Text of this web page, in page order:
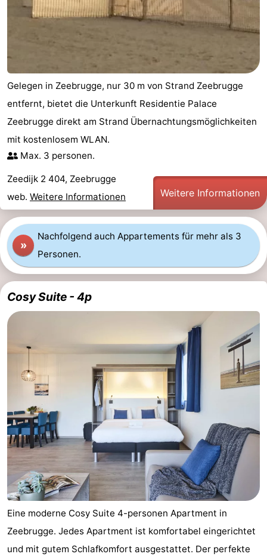
Rundfahrten
Bauernhöfe
Spielplätze
-
Spielplätze
Bowling
-
Minigolfplätze
Wellness-
Zentren
Dörfer
&
Städte
Natur
Sport
-
Schwimmbader
-
Reiten
trinken
Wandern
Veranstaltungen
Praktisch
Forum
Kreuzfahrtterminal
Route
-
Gelegen in Zeebrugge, nur 30 m von Strand Zeebrugge
entfernt, bietet die Unterkunft Residentie Palace
Zeebrugge direkt am Strand Übernachtungsmöglichkeiten
mit kostenlosem WLAN.
Max. 3 personen.
Zeedijk 2 404, Zeebrugge
web. Weitere Informationen Weitere Informationen
»
Nachfolgend auch Appartements für mehr als 3
Personen.
Cosy Suite - 4p
Eine moderne Cosy Suite 4-personen Apartment in
Zeebrugge. Jedes Apartment ist komfortabel eingerichtet
und mit gutem Schlafkomfort ausgestattet. Der perfekte